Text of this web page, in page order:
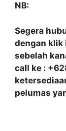
NB:
Segera
dengan klik
sebelah
call ke :
pelumas